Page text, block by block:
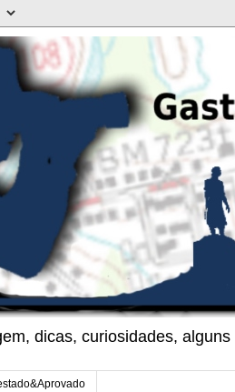
dicas, curiosidades,